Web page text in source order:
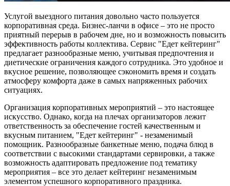
Услугой выездного питания довольно часто пользуется
корпоративная среда. Бизнес-ланчи в офисе – это не просто
приятный перерыв в рабочем дне, но и возможность повысить
эффективность работы коллектива. Сервис "Едет кейтеринг"
предлагает разнообразные меню, учитывая предпочтения и
диетические ограничения каждого сотрудника. Это удобное и
вкусное решение, позволяющее сэкономить время и создать
атмосферу комфорта даже в самых напряженных рабочих
ситуациях.
Организация корпоративных мероприятий – это настоящее
искусство. Однако, когда на плечах организаторов лежит
ответственность за обеспечение гостей качественным и
вкусным питанием, "Едет кейтеринг" - незаменимый
помощник. Разнообразные банкетные меню, подача блюд в
соответствии с высокими стандартами сервировки, а также
возможность адаптировать предложение под тематику
мероприятия – все это делает кейтеринг незаменимым
элементом успешного корпоративного праздника.